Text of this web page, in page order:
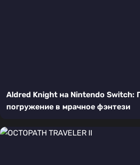
Aldred Knight на Nintendo Switch:
погружение в мрачное фэнтези